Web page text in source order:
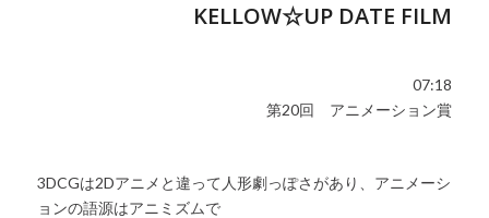
KELLOW☆UP DATE FILM
07:18
第20回 アニメーション賞
3DCGは2Dアニメと違って人形劇っぽさがあり、アニメーシ
ョンの語源はアニミズムで